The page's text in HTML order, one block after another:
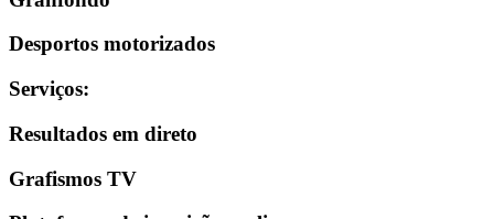
Desportos motorizados
Serviços:
Resultados em direto
Grafismos TV